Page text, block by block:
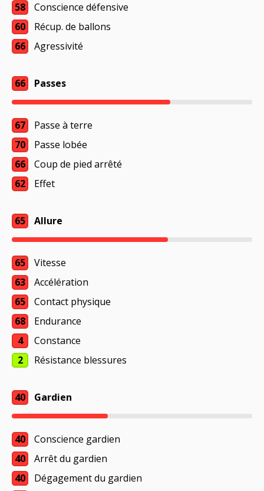
58
Conscience défensive
60
Récup. de ballons
66
Agressivité
66 Passes
67
Passe à terre
70
Passe lobée
66
Coup de pied arrêté
62
Effet
65 Allure
65
Vitesse
63
Accélération
65
Contact physique
68
Endurance
4
Constance
2
Résistance blessures
40 Gardien
40
Conscience gardien
40
Arrêt du gardien
40
Dégagement du gardien